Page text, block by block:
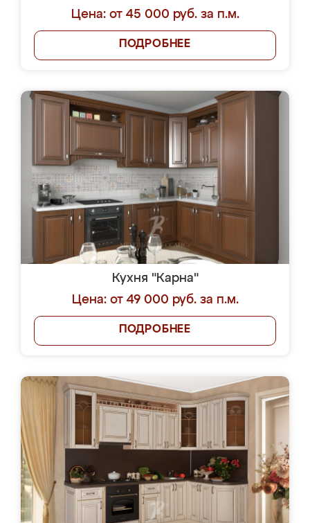
Цена: от 45 000 руб. за п.м.
ПОДРОБНЕЕ
Кухня "Карна"
Цена: от 49 000 руб. за п.м.
ПОДРОБНЕЕ